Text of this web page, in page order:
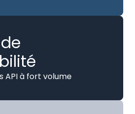
API à fort volume